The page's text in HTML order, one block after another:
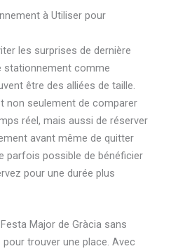
à Utiliser pour
les surprises de dernière
stationnement comme
être des alliées de taille.
non seulement de comparer
réel, mais aussi de réserver
avant même de quitter
parfois possible de bénéficier
pour une durée plus
Major de Gràcia sans
trouver une place. Avec